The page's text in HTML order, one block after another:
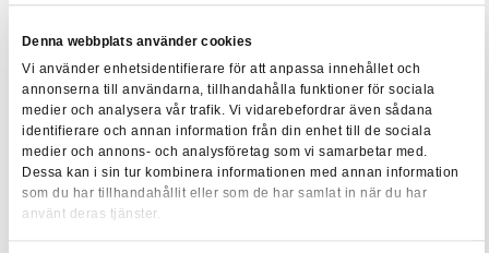
Denna webbplats använder cookies
Vi använder enhetsidentifierare för att anpassa innehållet och
annonserna till användarna, tillhandahålla funktioner för sociala
medier och analysera vår trafik. Vi vidarebefordrar även sådana
identifierare och annan information från din enhet till de sociala
medier och annons- och analysföretag som vi samarbetar med.
Dessa kan i sin tur kombinera informationen med annan information
som du har tillhandahållit eller som de har samlat in när du har
använt deras tjänster.
arbeta med el och avbrott på ett säkert sätt. GenomSTF:s
kurser i AMSkan du lära dig hur du kan arbeta med
spänning på både låg- och högspänningsanläggningar.
Kurserna inkluderar både teoretiska och praktiska moment,
vilket ger dig möjlighet att tillämpa dina kunskaper i